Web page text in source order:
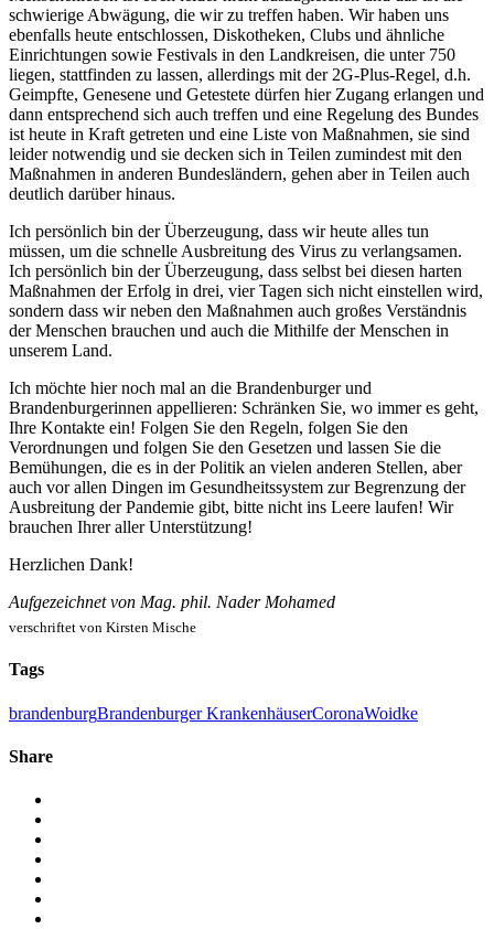
schwierige Abwägung, die wir zu treffen haben. Wir haben uns
ebenfalls heute entschlossen, Diskotheken, Clubs und ähnliche
Einrichtungen sowie Festivals in den Landkreisen, die unter 750
liegen, stattfinden zu lassen, allerdings mit der 2G-Plus-Regel, d.h.
Geimpfte, Genesene und Getestete dürfen hier Zugang erlangen und
dann entsprechend sich auch treffen und eine Regelung des Bundes
ist heute in Kraft getreten und eine Liste von Maßnahmen, sie sind
leider notwendig und sie decken sich in Teilen zumindest mit den
Maßnahmen in anderen Bundesländern, gehen aber in Teilen auch
deutlich darüber hinaus.
Ich persönlich bin der Überzeugung, dass wir heute alles tun
müssen, um die schnelle Ausbreitung des Virus zu verlangsamen.
Ich persönlich bin der Überzeugung, dass selbst bei diesen harten
Maßnahmen der Erfolg in drei, vier Tagen sich nicht einstellen wird,
sondern dass wir neben den Maßnahmen auch großes Verständnis
der Menschen brauchen und auch die Mithilfe der Menschen in
unserem Land.
Ich möchte hier noch mal an die Brandenburger und
Brandenburgerinnen appellieren: Schränken Sie, wo immer es geht,
Ihre Kontakte ein! Folgen Sie den Regeln, folgen Sie den
Verordnungen und folgen Sie den Gesetzen und lassen Sie die
Bemühungen, die es in der Politik an vielen anderen Stellen, aber
auch vor allen Dingen im Gesundheitssystem zur Begrenzung der
Ausbreitung der Pandemie gibt, bitte nicht ins Leere laufen! Wir
brauchen Ihrer aller Unterstützung!
Herzlichen Dank!
Aufgezeichnet von Mag. phil. Nader Mohamed
verschriftet von Kirsten Mische
Tags
brandenburgBrandenburger KrankenhäuserCoronaWoidke
Share